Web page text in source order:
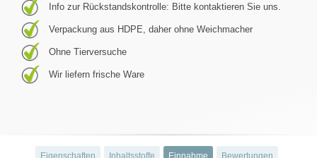
Info zur Rückstandskontrolle: Bitte kontaktieren Sie uns.
Verpackung aus HDPE, daher ohne Weichmacher
Ohne Tierversuche
Wir liefern frische Ware
Eigenschaften Inhaltsstoffe Einnahme Bewertungen